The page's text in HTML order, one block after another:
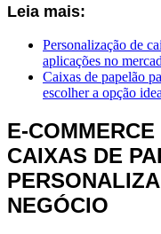
Leia mais:
Personalização de
aplicações no
Caixas de papelão
escolher a opção
E-
CAIXAS DE
NEGÓCIO